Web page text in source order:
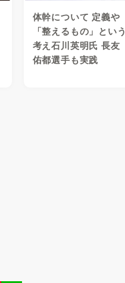
体幹について 定義や
「整えるもの」という
考え石川英明氏 長友
佑都選手も実践